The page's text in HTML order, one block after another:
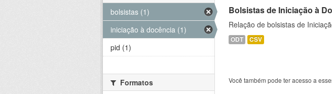
Bolsistas de Iniciação à
Relação de bolsistas de
ODT CSV
Você também pode ter acesso a
bolsistas (1)
iniciação à docência (1)
pid (1)
Formatos